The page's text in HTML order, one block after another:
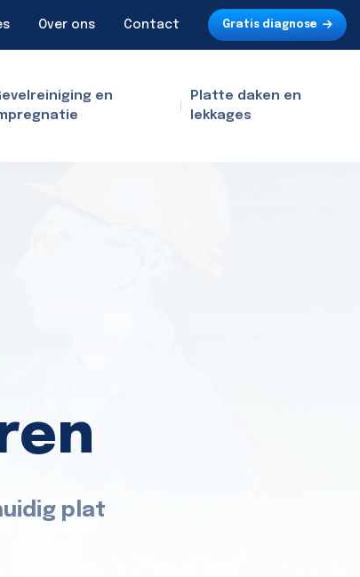
Over ons Contact Gratis diagnose
en
Platte daken en
lekkages
plat